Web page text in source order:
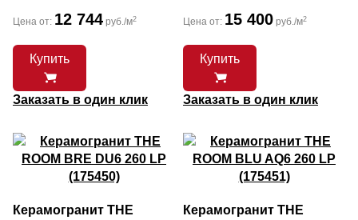
Цена от: 12 744 руб./м2
Купить
Заказать в один клик
Цена от: 15 400 руб./м2
Купить
Заказать в один клик
Керамогранит THE
Керамогранит THE